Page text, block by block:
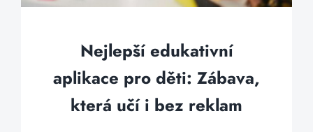
Nejlepší edukativní
aplikace pro děti: Zábava,
která učí i bez reklam